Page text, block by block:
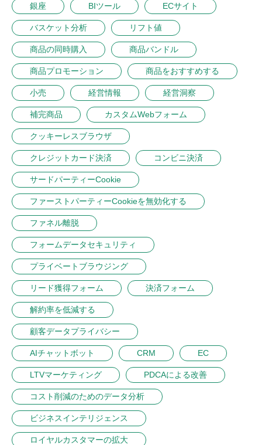
銀座 BIツール ECサイト
バスケット分析 リフト値
商品の同時購入 商品バンドル
商品プロモーション 商品をおすすめする
小売 経営情報 経営洞察
補完商品 カスタムWebフォーム
クッキーレスブラウザ
クレジットカード決済 コンビニ決済
サードパーティーCookie
ファーストパーティーCookieを無効化する
ファネル離脱
フォームデータセキュリティ
プライベートブラウジング
リード獲得フォーム 決済フォーム
解約率を低減する
顧客データプライバシー
AIチャットボット CRM EC
LTVマーケティング PDCAによる改善
コスト削減のためのデータ分析
ビジネスインテリジェンス
ロイヤルカスタマーの拡大